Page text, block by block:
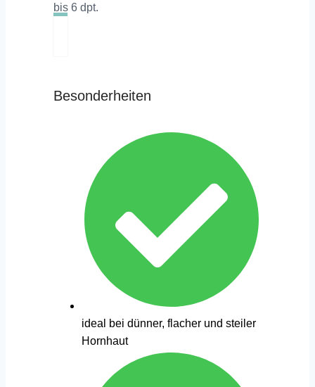
bis 6 dpt.
Besonderheiten
ideal bei dünner, flacher und steiler
Hornhaut